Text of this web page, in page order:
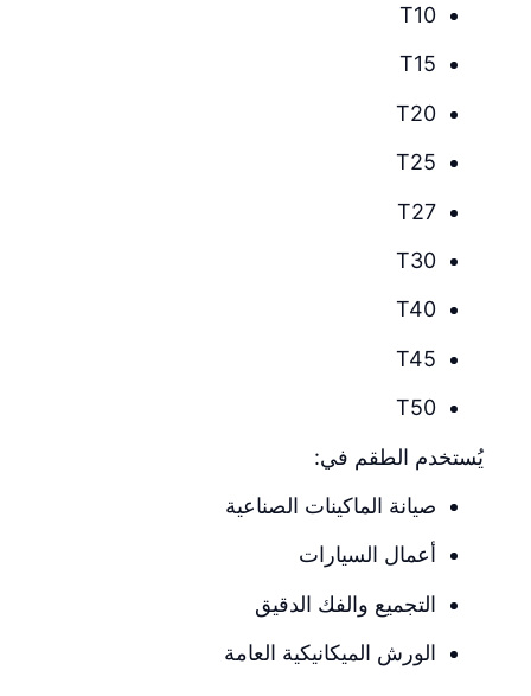
T10
T15
T20
T25
T27
T30
T40
T45
T50
يُستخدم الطقم في:
صيانة الماكينات الصناعية
أعمال السيارات
التجميع والفك الدقيق
الورش الميكانيكية العامة